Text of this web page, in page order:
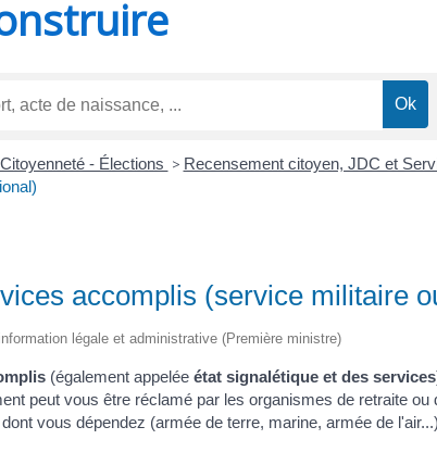
- Élections > Recensement citoyen, JDC et
accomplis (service militaire
légale et administrative (Première ministre)
(également appelée état signalétique et des services
peut vous être réclamé par les organismes de retraite
vous dépendez (armée de terre, marine, armée de